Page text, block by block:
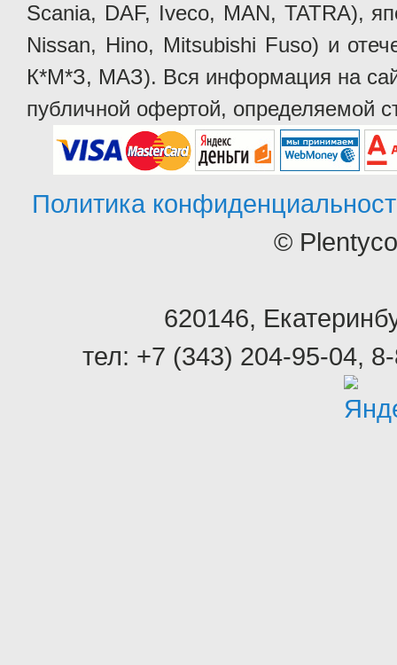
Scania, DAF, Iveco, MAN, TATRA),
Nissan, Hino, Mitsubishi Fuso) и
К*М*З, МАЗ). Вся информация на
публичной офертой, определяемой
Политика
©
620146,
тел: +7 (343) 204-95-04,